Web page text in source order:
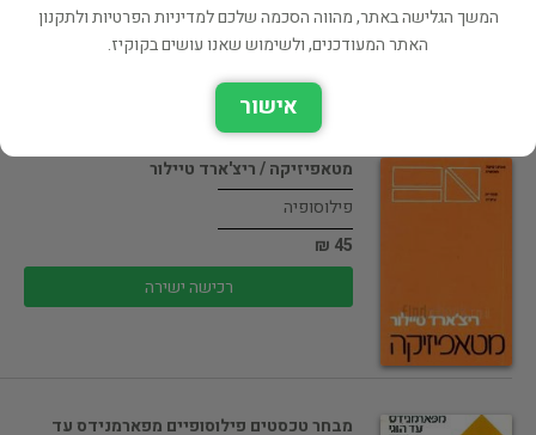
רכישה ישירה
מטאפיזיקה / ריצ'ארד טיילור
פילוסופיה
45 ₪
רכישה ישירה
מבחר טכסטים פילוסופיים מפארמנידס עד
המשך הגלישה באתר, מהווה הסכמה שלכם למדיניות הפרטיות ולתקנון
האתר המעודכנים, ולשימוש שאנו עושים בקוקיז.
אישור